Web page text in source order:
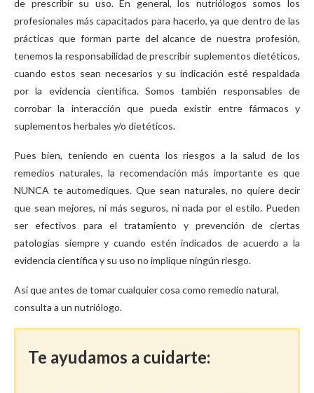
de prescribir su uso. En general, los nutriólogos somos los
profesionales más capacitados para hacerlo, ya que dentro de las
prácticas que forman parte del alcance de nuestra profesión,
tenemos la responsabilidad de prescribir suplementos dietéticos,
cuando estos sean necesarios y su indicación esté respaldada
por la evidencia científica. Somos también responsables de
corrobar la interacción que pueda existir entre fármacos y
suplementos herbales y/o dietéticos.
Pues bien, teniendo en cuenta los riesgos a la salud de los
remedios naturales, la recomendación más importante es que
NUNCA te automediques. Que sean naturales, no quiere decir
que sean mejores, ni más seguros, ni nada por el estilo. Pueden
ser efectivos para el tratamiento y prevención de ciertas
patologías siempre y cuando estén indicados de acuerdo a la
evidencia científica y su uso no implique ningún riesgo.
Así que antes de tomar cualquier cosa como remedio natural,
consulta a un nutriólogo.
Te ayudamos a cuidarte: